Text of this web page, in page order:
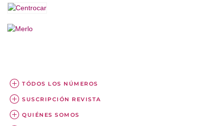
TÓDOS LOS NÚMEROS
SUSCRIPCIÓN REVISTA
QUIÉNES SOMOS